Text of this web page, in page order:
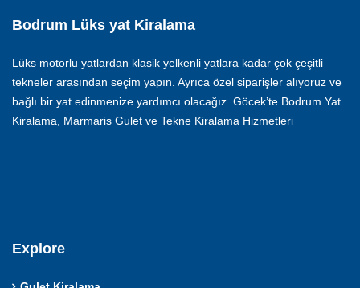
Bodrum Lüks yat Kiralama
Lüks motorlu yatlardan klasik yelkenli yatlara kadar çok çeşitli
tekneler arasından seçim yapın. Ayrıca özel siparişler alıyoruz ve
bağlı bir yat edinmenize yardımcı olacağız. Göcek’te Bodrum Yat
Kiralama, Marmaris Gulet ve Tekne Kiralama Hizmetleri
Explore